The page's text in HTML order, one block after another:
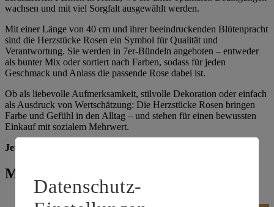
wachsen und mit viel Sorgfalt ausgewählt werden.
Mit einer Länge von 40 cm und ihrer beeindruckenden Blütenpracht
sind die Herzstücke Rosen ein Symbol für Qualität und
Verantwortung. Sie werden in 7er-Bündeln angeboten – entweder
als bunter Mix oder sortiert nach Farben, sodass für jeden
Geschmack und Anlass die passende Rose dabei ist.
Ob als liebevolle Aufmerksamkeit, stilvolle Dekoration oder einfach
als Ausdruck von Wertschätzung: Die Herzstücke Rosen bringen
Farbe und Gefühl in den Alltag – und stehen für einen bewussten
Einkauf mit sozialem Mehrwert.
Jetzt bei EDEKA entdecken – fair, frisch und voller Herz.
Meilensteine der Fairtrade-Prämie
Datenschutz-